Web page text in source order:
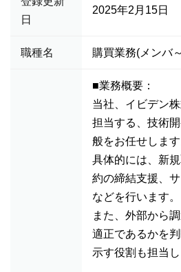
日
2025年2月15日
職種名 購買業務(メンバ
■業務概要：
当社、イビデン
担当する、技術
般をお任せします
具体的には、新
約の締結支援、
などを行います。
また、外部から
適正であるかを
示す役割も担当し